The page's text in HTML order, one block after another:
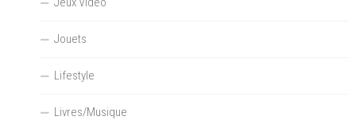
Jouets
Lifestyle
Livres/Musique